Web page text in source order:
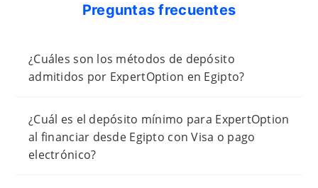
Preguntas frecuentes
¿Cuáles son los métodos de depósito
admitidos por ExpertOption en Egipto?
¿Cuál es el depósito mínimo para ExpertOption
al financiar desde Egipto con Visa o pago
electrónico?